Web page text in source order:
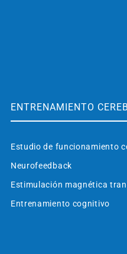
ENTRENAMIENTO
Estudio de funcionamiento
Neurofeedback
Estimulación magnética
Entrenamiento cognitivo